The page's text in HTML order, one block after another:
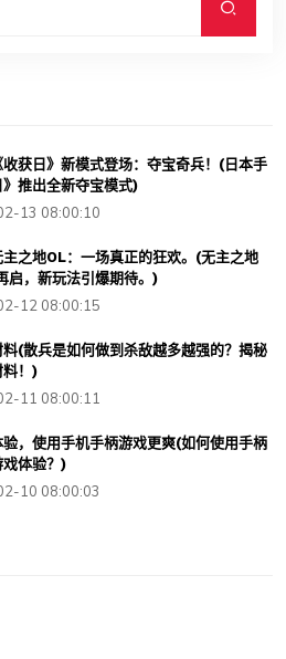
收获日》新模式登场：夺宝奇兵！(日本手
推出全新夺宝模式)
13 08:00:10
之地OL：一场真正的狂欢。(无主之地
启，新玩法引爆期待。)
12 08:00:15
(散兵是如何做到杀敌越多越强的？揭秘
料！)
11 08:00:11
，使用手机手柄游戏更爽(如何使用手柄
体验？)
10 08:00:03